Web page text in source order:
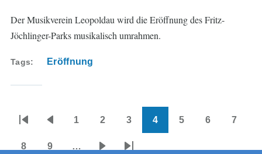
Der Musikverein Leopoldau wird die Eröffnung des Fritz-
Jöchlinger-Parks musikalisch umrahmen.
Tags Eröffnung
Seitennummerierung
Seite
Seite
1 2 3 4 5 6 7
8 9 …